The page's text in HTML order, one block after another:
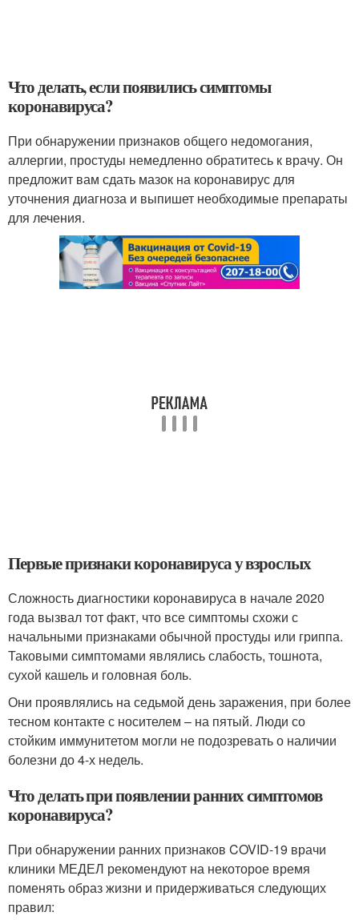
Что делать, если появились симптомы
коронавируса?
При обнаружении признаков общего недомогания,
аллергии, простуды немедленно обратитесь к врачу. Он
предложит вам сдать мазок на коронавирус для
уточнения диагноза и выпишет необходимые препараты
для лечения.
Первые признаки коронавируса у взрослых
Сложность диагностики коронавируса в начале 2020
года вызвал тот факт, что все симптомы схожи с
начальными признаками обычной простуды или гриппа.
Таковыми симптомами являлись слабость, тошнота,
сухой кашель и головная боль.
Они проявлялись на седьмой день заражения, при более
тесном контакте с носителем – на пятый. Люди со
стойким иммунитетом могли не подозревать о наличии
болезни до 4-х недель.
Что делать при появлении ранних симптомов
коронавируса?
При обнаружении ранних признаков COVID-19 врачи
клиники МЕДЕЛ рекомендуют на некоторое время
поменять образ жизни и придерживаться следующих
правил: